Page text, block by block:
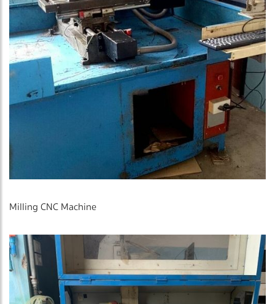
Milling CNC Machine